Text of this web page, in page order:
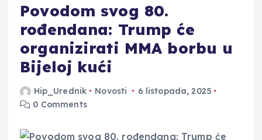
Povodom svog 80.
rođendana: Trump će
organizirati MMA borbu u
Bijeloj kući
Hip_Urednik Novosti
6 listopada, 2025
0 Comments